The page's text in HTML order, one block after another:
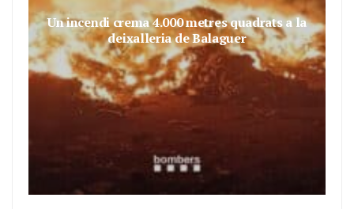
Un incendi crema 4.000 metres quadrats a la
deixalleria de Balaguer